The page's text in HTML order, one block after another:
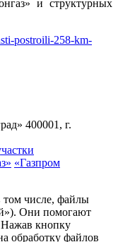
и структурных
postroili-258-km-
400001, г.
«Газпром
том числе, файлы
Они помогают
Нажав кнопку
обработку файлов